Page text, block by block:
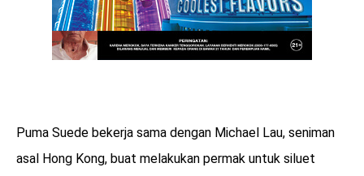
Puma Suede bekerja sama dengan Michael Lau, seniman
asal Hong Kong, buat melakukan permak untuk siluet